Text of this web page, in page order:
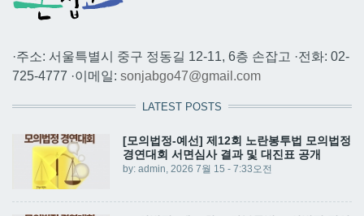
·주소: 서울특별시 중구 정동길 12-11, 6층 손잡고 ·전화: 02-
725-4777 ·이메일: sonjabgo47@gmail.com
LATEST POSTS
[모의법정-예선] 제12회 노란봉투법 모의법정
경연대회 서면심사 결과 및 대진표 공개
by: admin, 2026 7월 15 - 7:33오전